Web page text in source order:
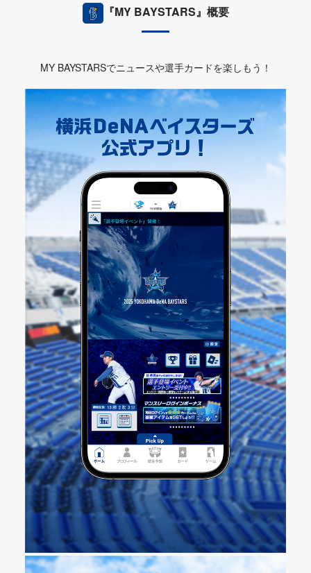
『MY BAYSTARS』概要
MY BAYSTARSでニュースや選手カードを楽しもう！